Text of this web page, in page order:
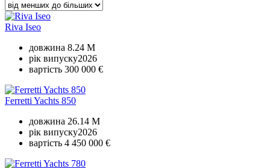
Riva Iseo
довжина 8.24 M
рік випуску2026
вартість 300 000 €
Ferretti Yachts 850
довжина 26.14 M
рік випуску2026
вартість 4 450 000 €